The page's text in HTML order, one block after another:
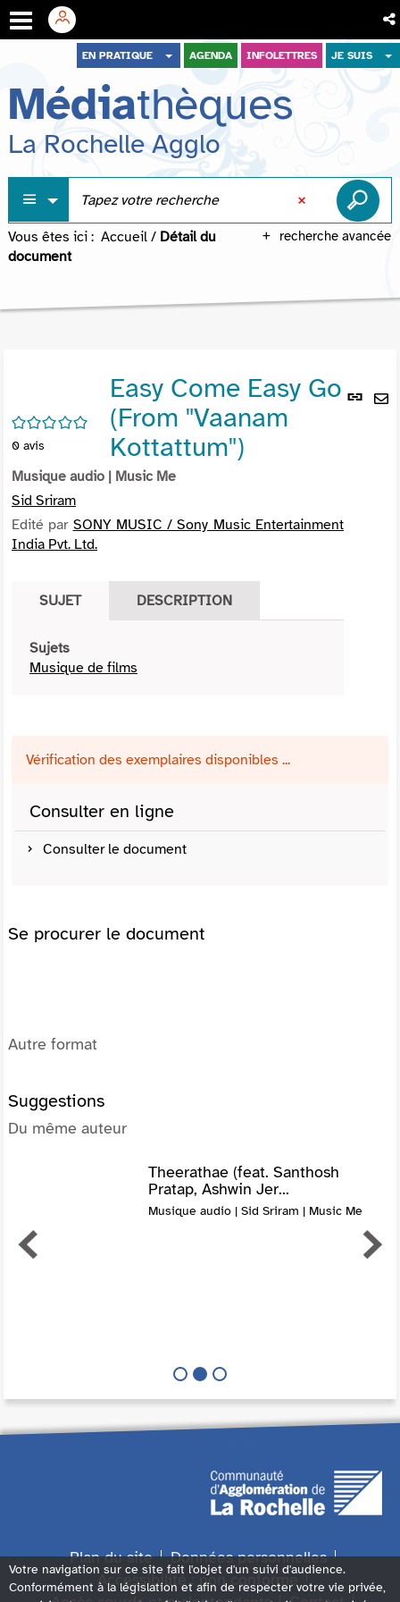
menu
contenu
recherche
EN PRATIQUE AGENDA INFOLETTRES JE SUIS
Médiathèques
La Rochelle Agglo
recherche avancée
Vous êtes ici : Accueil / Détail du
document
Lien
/5
0 avis
Easy Come Easy Go
(From "Vaanam
Kottattum")
Musique audio | Music Me
Sid Sriram
Edité par SONY MUSIC / Sony Music Entertainment
India Pvt. Ltd.
SUJET DESCRIPTION
Sujets
Musique de films
Vérification des exemplaires disponibles ...
Consulter en ligne
Consulter le document
Se procurer le document
Autre format
Suggestions
Du même auteur
Theerathae (feat. Santhosh
Pratap, Ashwin Jer...
Musique audio | Sid Sriram | Music Me
Plan du site
Données personnelles
Accessibilité : non conforme
Votre navigation sur ce site fait l'objet d'un suivi d'audience.
Conformément à la législation et afin de respecter votre vie privée,